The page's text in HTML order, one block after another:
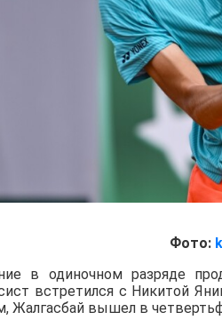
Фото:
в одиночном разряде
встретился с Никитой
Жалгасбай вышел в